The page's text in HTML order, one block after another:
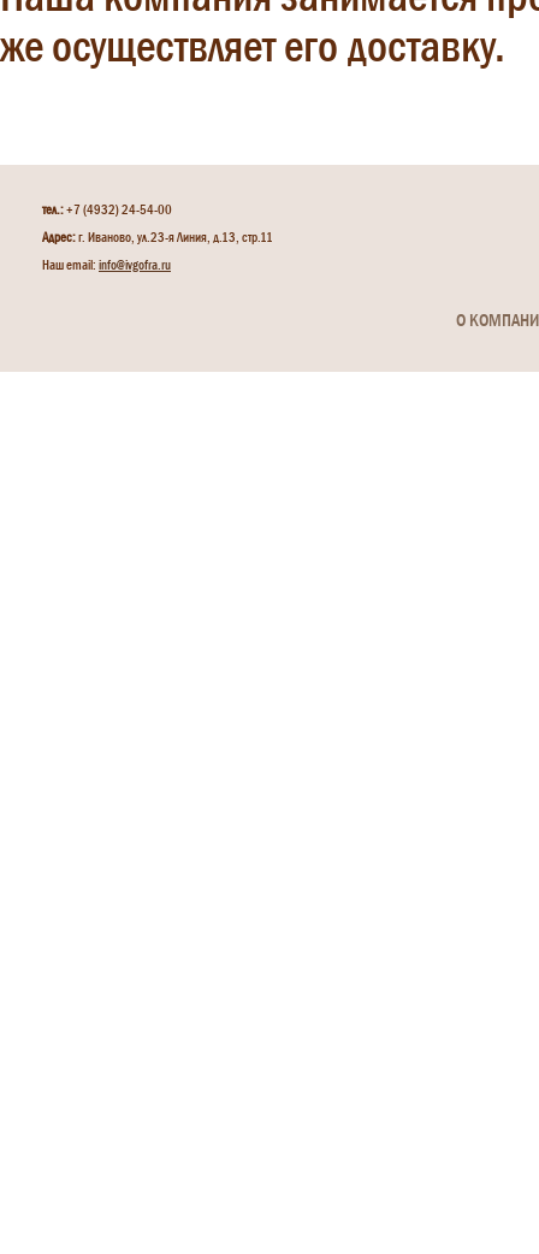
же осуществляет его доставку.
тел.:+7 (4932) 24-54-00
Адрес:г. Иваново, ул.23-я Линия, д.13, стр.11
Наш email: info@ivgofra.ru
О